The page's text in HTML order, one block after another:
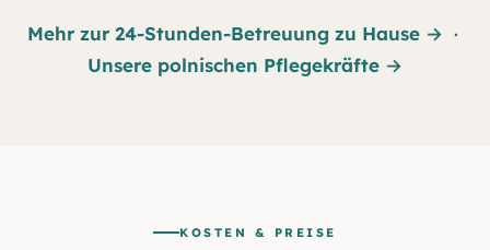
Mehr zur 24-Stunden-Betreuung zu Hause → ·
Unsere polnischen Pflegekräfte →
KOSTEN & PREISE